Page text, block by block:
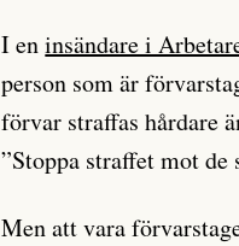
I eninsändare i
person som är
förvar straffas hårdare
”Stoppa straffet mot
Men att vara